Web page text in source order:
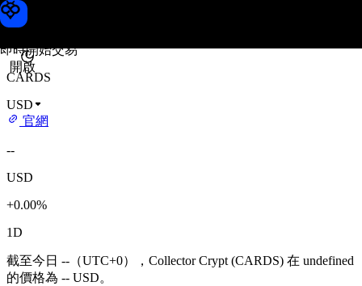
即時開始交易
開啟
Collector Crypt 價格
CARDS
USD
官網
--
USD
+0.00%
1D
截至今日 --（UTC+0），Collector Crypt (CARDS) 在 undefined
的價格為 -- USD。